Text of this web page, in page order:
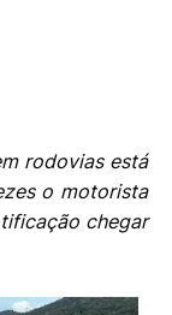
rodovias está
o motorista
chegar